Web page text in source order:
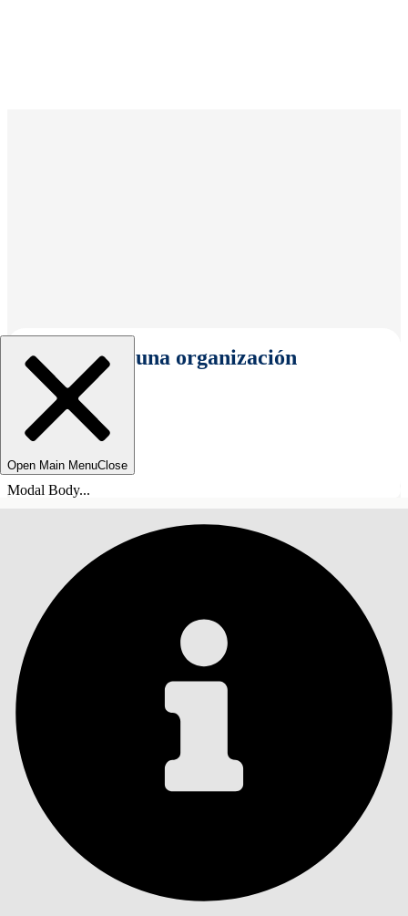
Seleccionar una organización
Open Main MenuClose
Modal Body...
Índice de materias
ÍNDICE DE MATERIAS
Buscar